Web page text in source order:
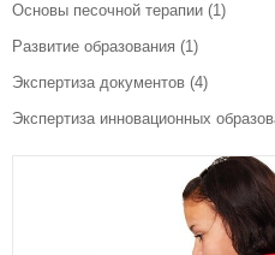
Основы песочной терапии (1)
Развитие образования (1)
Экспертиза документов (4)
Экспертиза инновационных